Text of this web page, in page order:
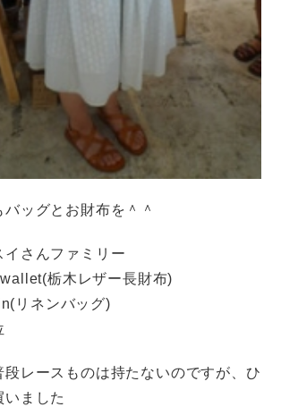
ッグとお財布を＾＾
さんファミリー
栃木レザー長財布)
ンバッグ)
段レースものは持たないのですが、ひ
いました